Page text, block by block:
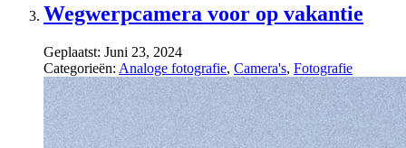
Wegwerpcamera voor op vakantie
Geplaatst: Juni 23, 2024
Categorieën: Analoge fotografie, Camera's, Fotografie